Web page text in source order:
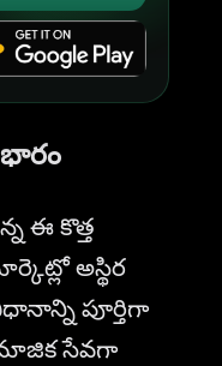
ఈ కొత్త
అస్థిర
పూర్తిగా
సేవగా